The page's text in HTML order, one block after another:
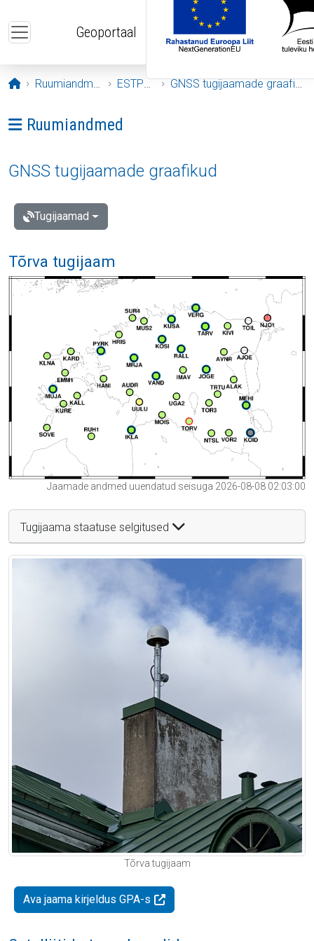
Geoportaal
Avaleht
Ruumiandmed ESTPOS GNSS tugijaamade graafikud
Ava menüü: Ruumiandmed
Ruumiandmed
GNSS tugijaamade graafikud
Tugijaamad
Tõrva tugijaam
Jaamade andmed uuendatud seisuga 2026-08-08 02:03:00
Tugijaama staatuse selgitused
Tõrva tugijaam
Ava jaama kirjeldus GPA-s